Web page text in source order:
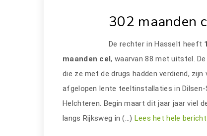
302 maanden
De rechter in Hasselt heeft
maanden cel, waarvan 88 met uitstel.
die ze met de drugs hadden verdiend, zijn
afgelopen lente teeltinstallaties in
Helchteren. Begin maart dit jaar jaar viel
langs Rijksweg in (…) Lees het hele bericht